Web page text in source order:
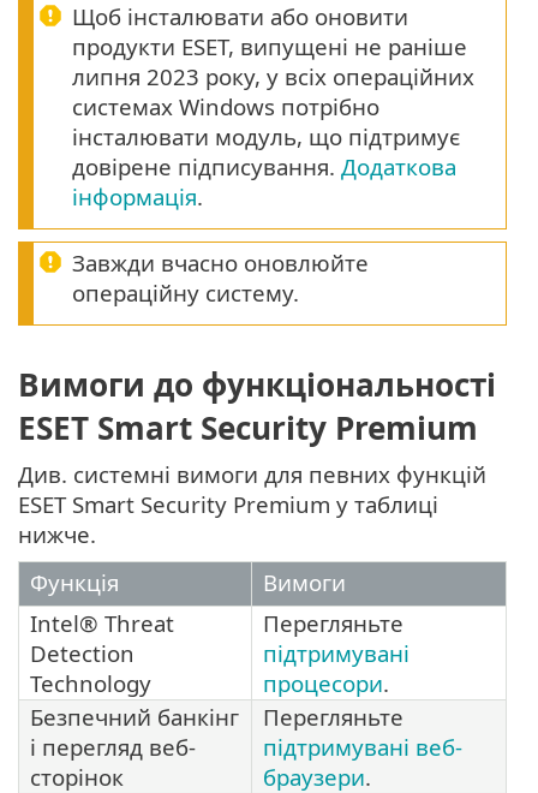
Щоб інсталювати або оновити
продукти ESET, випущені не раніше
липня 2023 року, у всіх операційних
системах Windows потрібно
інсталювати модуль, що підтримує
довірене підписування. Додаткова
інформація.
Завжди вчасно оновлюйте
операційну систему.
Вимоги до функціональності
ESET Smart Security Premium
Див. системні вимоги для певних функцій
ESET Smart Security Premium у таблиці
нижче.
Функція
Вимоги
Intel® Threat
Detection
Technology
Перегляньте
підтримувані
процесори.
Безпечний банкінг
і перегляд веб-
сторінок
Перегляньте
підтримувані веб-
браузери.